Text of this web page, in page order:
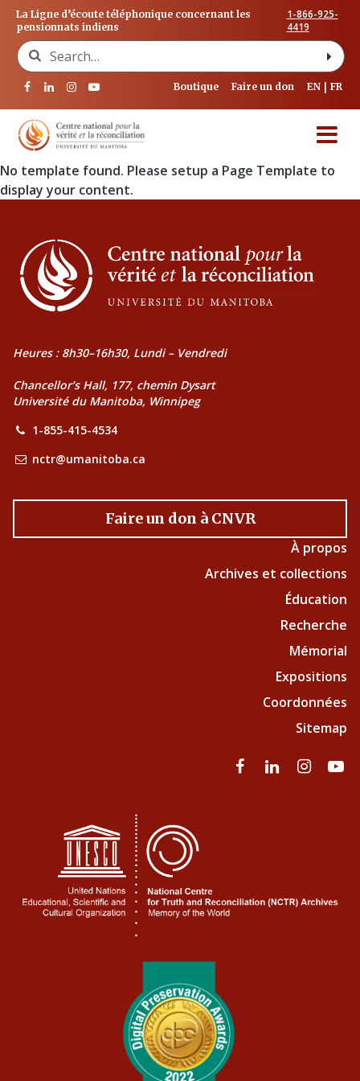
La Ligne d’écoute téléphonique concernant les
pensionnats indiens
1-866-925-
4419
Search for:
Boutique Faire un don EN FR
No template found. Please setup a Page Template to
display your content.
Heures : 8h30–16h30, Lundi – Vendredi
Chancellor’s Hall, 177, chemin Dysart
Université du Manitoba, Winnipeg
1-855-415-4534
nctr@umanitoba.ca
Faire un don à CNVR
À propos
Archives et collections
Éducation
Recherche
Mémorial
Expositions
Coordonnées
Sitemap